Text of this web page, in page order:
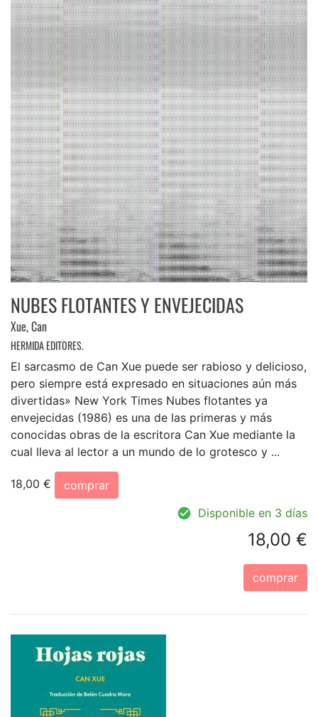
NUBES FLOTANTES Y ENVEJECIDAS
Xue, Can
HERMIDA EDITORES.
El sarcasmo de Can Xue puede ser rabioso y delicioso,
pero siempre está expresado en situaciones aún más
divertidas» New York Times Nubes flotantes ya
envejecidas (1986) es una de las primeras y más
conocidas obras de la escritora Can Xue mediante la
cual lleva al lector a un mundo de lo grotesco y ...
18,00 €
comprar
Disponible en 3 días
18,00 €
comprar